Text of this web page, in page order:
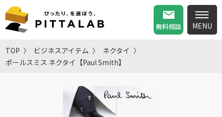
無料相談
TOP ビジネスアイテム
ネクタイ
ポールスミス ネクタイ【Paul Smith】